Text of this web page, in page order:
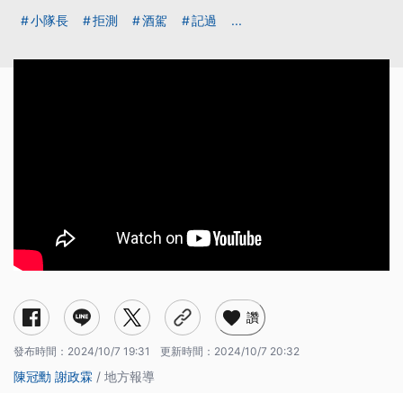
小隊長 拒測 酒駕 記過 ...
讚
發布時間： 2024/10/7 19:31 更新時間： 2024/10/7 20:32
陳冠勳 謝政霖 / 地方報導